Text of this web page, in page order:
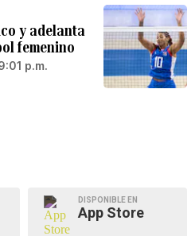
y adelanta
femenino
p.m.
DISPONIBLE EN
App Store